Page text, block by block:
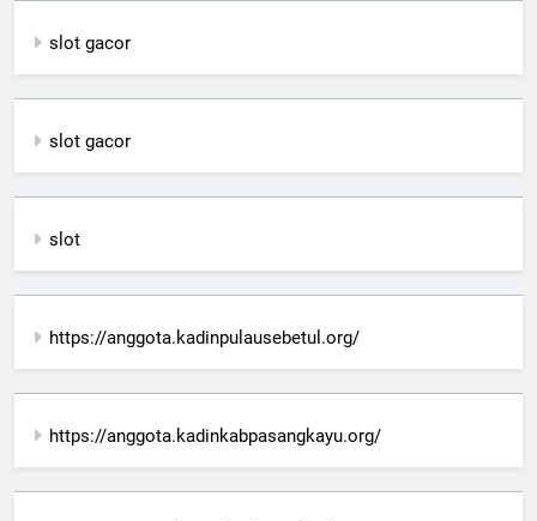
slot gacor
slot gacor
slot
https://anggota.kadinpulausebetul.org/
https://anggota.kadinkabpasangkayu.org/